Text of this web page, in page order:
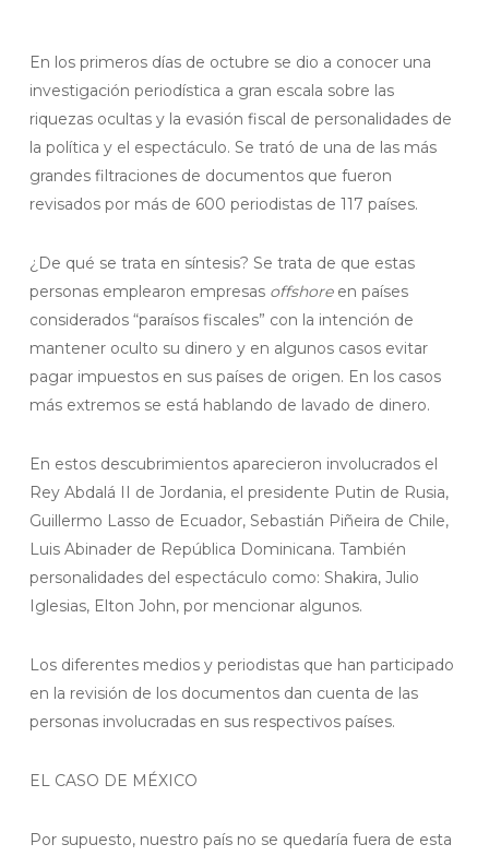
En los primeros días de octubre se dio a conocer una
investigación periodística a gran escala sobre las
riquezas ocultas y la evasión fiscal de personalidades de
la política y el espectáculo. Se trató de una de las más
grandes filtraciones de documentos que fueron
revisados por más de 600 periodistas de 117 países.
¿De qué se trata en síntesis? Se trata de que estas
personas emplearon empresas offshoreen países
considerados “paraísos fiscales” con la intención de
mantener oculto su dinero y en algunos casos evitar
pagar impuestos en sus países de origen. En los casos
más extremos se está hablando de lavado de dinero.
En estos descubrimientos aparecieron involucrados el
Rey Abdalá II de Jordania, el presidente Putin de Rusia,
Guillermo Lasso de Ecuador, Sebastián Piñeira de Chile,
Luis Abinader de República Dominicana. También
personalidades del espectáculo como: Shakira, Julio
Iglesias, Elton John, por mencionar algunos.
Los diferentes medios y periodistas que han participado
en la revisión de los documentos dan cuenta de las
personas involucradas en sus respectivos países.
EL CASO DE MÉXICO
Por supuesto, nuestro país no se quedaría fuera de esta